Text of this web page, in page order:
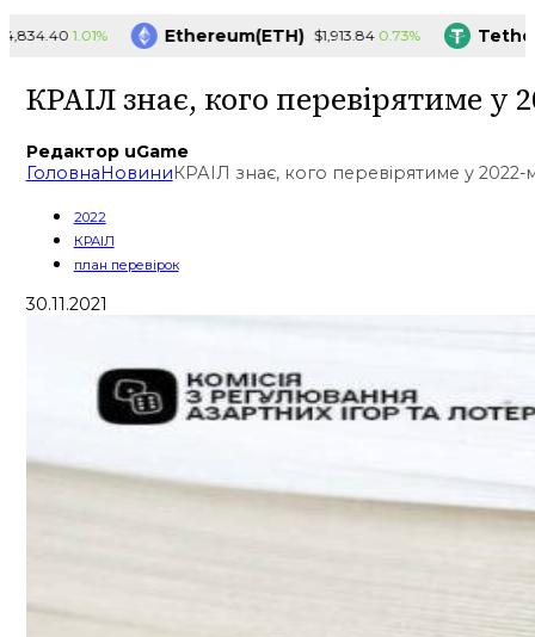
1.01% Ethereum(ETH) $1,913.84 0.73%
КРАІЛ знає, кого перевірятиме у
Редактор uGame
ГоловнаНовиниКРАІЛ знає, кого перевірятиме у 2022-
2022
КРАІЛ
план перевірок
30.11.2021